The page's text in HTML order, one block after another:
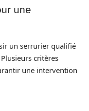
une
un serrurier qualifié
critères
une intervention